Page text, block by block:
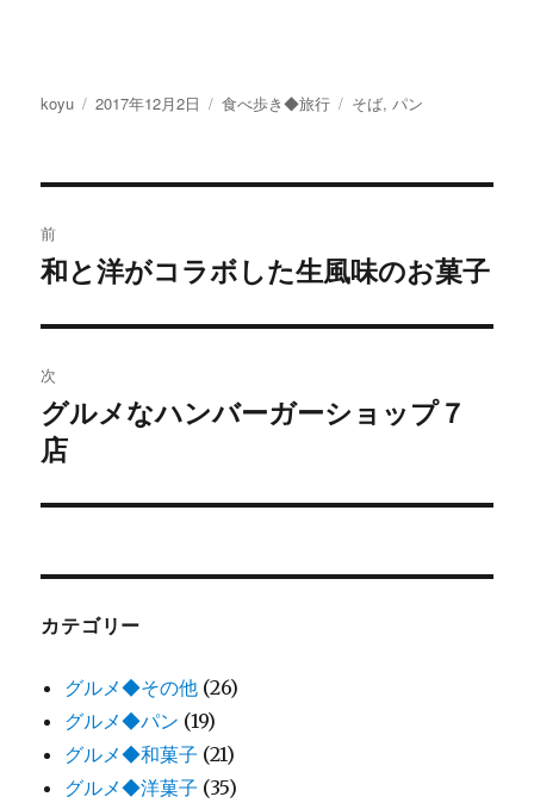
投
koyu
投
2017年12月2日
カ
リ
食べ歩き◆旅行
タ
そば,パン
稿
ビ
ゲ
ー
シ
ン
前
過
の
投
稿:
和と洋がコラボした生風味のお菓子
次
次
の
稿:
グルメなハンバーガーショップ７
店
カテゴリー
グルメ◆その他 (26)
グルメ◆パン (19)
グルメ◆和菓子 (21)
グルメ◆洋菓子 (35)